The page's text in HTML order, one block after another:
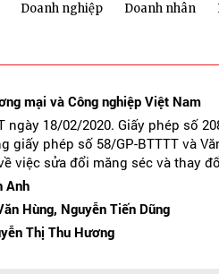
Doanh nghiệp Doanh nhân
mại và Công nghiệp Việt Nam
ngày 18/02/2020. Giấy phép số
giấy phép số 58/GP-BTTTT và
việc sửa đổi măng séc và thay
Anh
Hùng, Nguyễn Tiến Dũng
Thị Thu Hương